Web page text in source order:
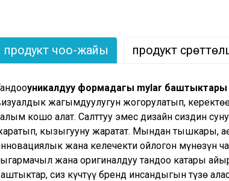
продукт чоо-жайы продукт
уникалдуу формадагы mylar баштыктары
жагымдуулугун жогорулатып,
кошо алат. Салттуу эмес дизайн сиздин
кызыгууну жаратат. Мындан тышкары, а
жана келечекти ойлогон мүнөзүн
жана оригиналдуу тандоо катары
, сиз күчтүү бренд инсандыгын түзө